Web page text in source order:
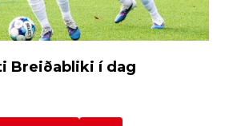
Breiðabliki í dag